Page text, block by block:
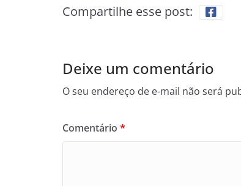
Compartilhe esse post:
Deixe um comentário
O seu endereço de e-mail não será
Comentário *